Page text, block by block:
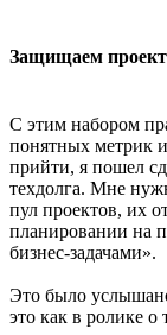
Защищаем
С этим набором
понятных метрик
прийти, я пошел
техдолга. Мне
пул проектов, их
планировании на
бизнес-задачами».
Это было
это как в ролике о